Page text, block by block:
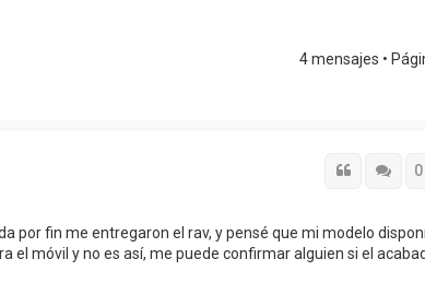
4 mensajes •
Citar 0
Citar
por fin me entregaron el rav, y pensé que mi modelo
el móvil y no es así, me puede confirmar alguien si el